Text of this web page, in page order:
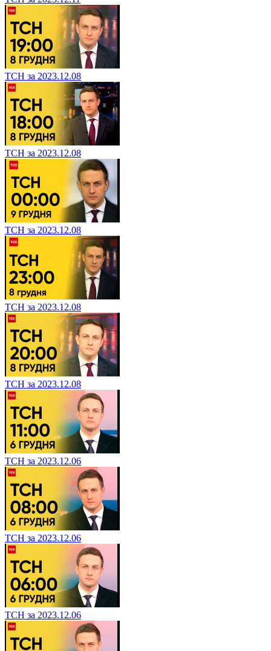
ТСН за 2023.12.08
ТСН за 2023.12.08
ТСН за 2023.12.08
ТСН за 2023.12.08
ТСН за 2023.12.08
ТСН за 2023.12.06
ТСН за 2023.12.06
ТСН за 2023.12.06